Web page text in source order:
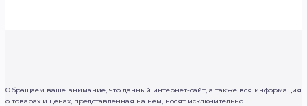
Обращаем ваше внимание, что данный интернет-сайт, а также вся информация
о товарах и ценах, представленная на нем, носят исключительно